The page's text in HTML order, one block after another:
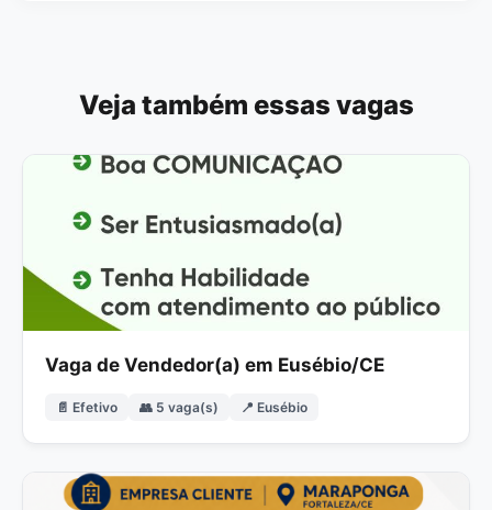
Veja também essas vagas
Vaga de Vendedor(a) em Eusébio/CE
📄 Efetivo 👥 5 vaga(s) 📍 Eusébio